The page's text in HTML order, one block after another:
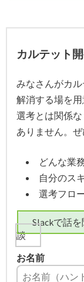
カルテット
みなさんがカ
解消する場を用
選考とは関係
ありません。
どんな業
自分のス
選考フロ
Slackで話を
談
お名前